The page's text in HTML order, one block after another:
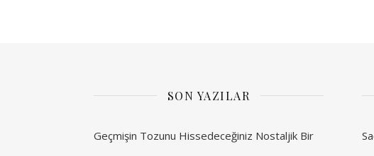
SON YAZILAR
Geçmişin Tozunu Hissedeceğiniz Nostaljik Bir